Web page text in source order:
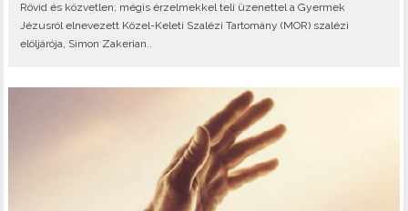
Rövid és közvetlen, mégis érzelmekkel teli üzenettel a Gyermek
Jézusról elnevezett Közel-Keleti Szalézi Tartomány (MOR) szalézi
elöljárója, Simon Zakerian..